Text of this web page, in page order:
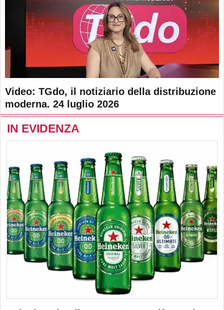
Video: TGdo, il notiziario della distribuzione
moderna. 24 luglio 2026
IN EVIDENZA